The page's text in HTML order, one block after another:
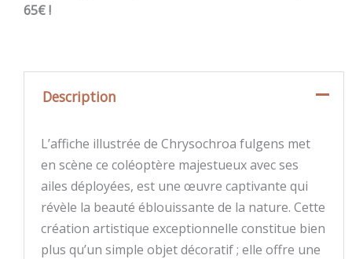
65€ !
Description
L’affiche illustrée de Chrysochroa fulgens met
en scène ce coléoptère majestueux avec ses
ailes déployées, est une œuvre captivante qui
révèle la beauté éblouissante de la nature. Cette
création artistique exceptionnelle constitue bien
plus qu’un simple objet décoratif ; elle offre une